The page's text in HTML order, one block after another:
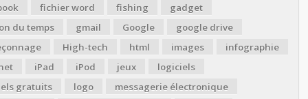
fichier word fishing
gadget
du temps
gmail Google
google drive
High-tech html images
infographie
iPad iPod jeux
logiciels
gratuits
logo
messagerie électronique